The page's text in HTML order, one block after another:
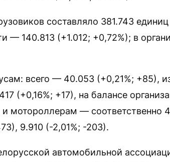
составляло 381.743
— 140.813 (+1.012; +0,72%); в
всего — 40.053 (+0,21%; +85),
(+0,16%; +17), на балансе
мотороллерам — соответственно
9.910 (-2,01%; -203).
автомобильной